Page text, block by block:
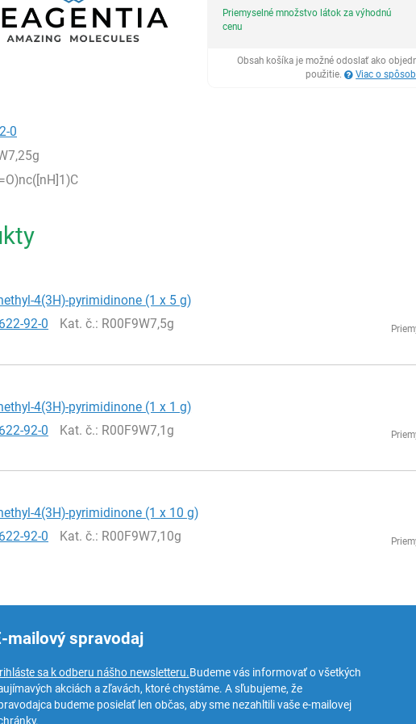
0
Ks
Priemyselné množstvo látok za výhodnú
cenu
Obsah košíka je možné odoslať ako
použitie.
Viac o
4(3H)-pyrimidinone (1 x 5 g)
92-0 Kat. č.: R00F9W7,5g
4(3H)-pyrimidinone (1 x 1 g)
92-0 Kat. č.: R00F9W7,1g
4(3H)-pyrimidinone (1 x 10 g)
92-0 Kat. č.: R00F9W7,10g
mailový spravodaj
sa k odberu nášho newsletteru.Budeme vás informovať o všetkých
akciách a zľavách, ktoré chystáme. A sľubujeme, že
budeme posielať len občas, aby sme nezahltili vaše e-mailovej